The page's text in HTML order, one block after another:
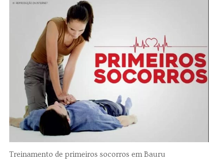
Treinamento de primeiros socorros em Bauru